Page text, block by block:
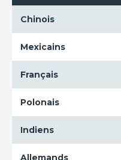
Chinois
Mexicains
Français
Polonais
Indiens
Allemands